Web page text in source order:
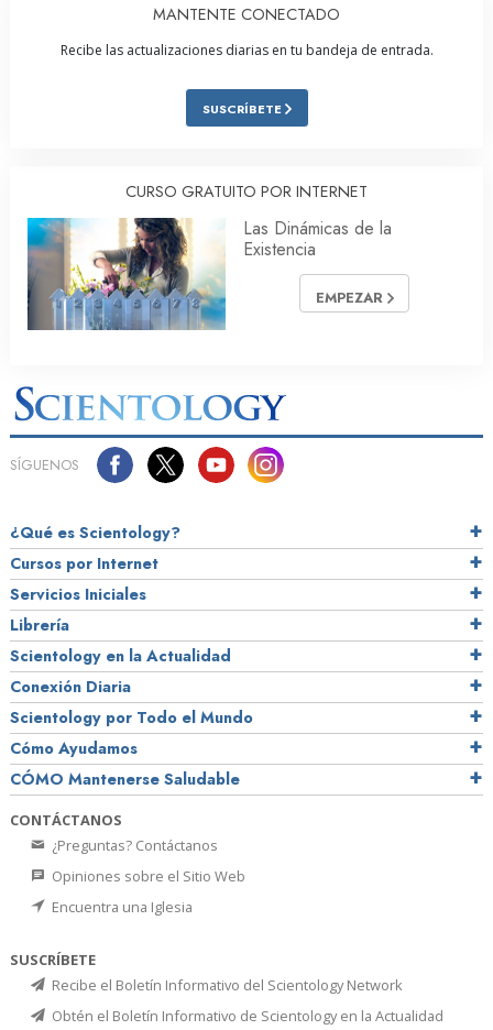
MANTENTE CONECTADO
Recibe las actualizaciones diarias en tu bandeja de entrada.
SUSCRÍBETE
CURSO GRATUITO POR INTERNET
Las Dinámicas de la
Existencia
EMPEZAR
SÍGUENOS
¿Qué es Scientology?
Cursos por Internet
Servicios Iniciales
Librería
Scientology en la Actualidad
Conexión Diaria
Scientology por Todo el Mundo
Cómo Ayudamos
CÓMO Mantenerse Saludable
CONTÁCTANOS
¿Preguntas? Contáctanos
Opiniones sobre el Sitio Web
Encuentra una Iglesia
SUSCRÍBETE
Recibe el Boletín Informativo del Scientology Network
Obtén el Boletín Informativo de Scientology en la Actualidad